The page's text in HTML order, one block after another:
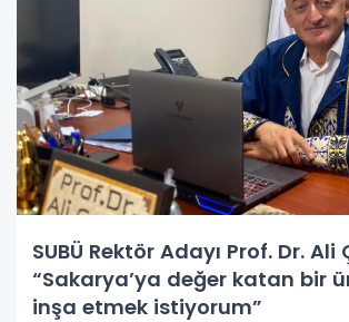
SUBÜ Rektör Adayı Prof. Dr. Ali
“Sakarya’ya değer katan bir
inşa etmek istiyorum”